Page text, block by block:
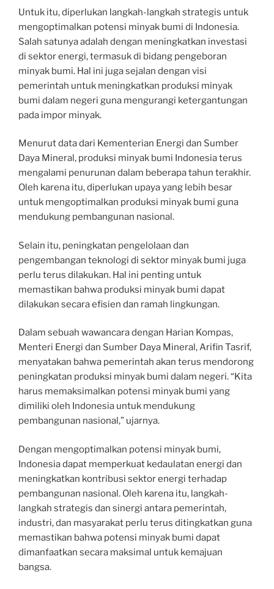
Untuk itu, diperlukan langkah-langkah strategis untuk
mengoptimalkan potensi minyak bumi di Indonesia.
Salah satunya adalah dengan meningkatkan investasi
di sektor energi, termasuk di bidang pengeboran
minyak bumi. Hal ini juga sejalan dengan visi
pemerintah untuk meningkatkan produksi minyak
bumi dalam negeri guna mengurangi ketergantungan
pada impor minyak.
Menurut data dari Kementerian Energi dan Sumber
Daya Mineral, produksi minyak bumi Indonesia terus
mengalami penurunan dalam beberapa tahun terakhir.
Oleh karena itu, diperlukan upaya yang lebih besar
untuk mengoptimalkan produksi minyak bumi guna
mendukung pembangunan nasional.
Selain itu, peningkatan pengelolaan dan
pengembangan teknologi di sektor minyak bumi juga
perlu terus dilakukan. Hal ini penting untuk
memastikan bahwa produksi minyak bumi dapat
dilakukan secara efisien dan ramah lingkungan.
Dalam sebuah wawancara dengan Harian Kompas,
Menteri Energi dan Sumber Daya Mineral, Arifin Tasrif,
menyatakan bahwa pemerintah akan terus mendorong
peningkatan produksi minyak bumi dalam negeri. “Kita
harus memaksimalkan potensi minyak bumi yang
dimiliki oleh Indonesia untuk mendukung
pembangunan nasional,” ujarnya.
Dengan mengoptimalkan potensi minyak bumi,
Indonesia dapat memperkuat kedaulatan energi dan
meningkatkan kontribusi sektor energi terhadap
pembangunan nasional. Oleh karena itu, langkah-
langkah strategis dan sinergi antara pemerintah,
industri, dan masyarakat perlu terus ditingkatkan guna
memastikan bahwa potensi minyak bumi dapat
dimanfaatkan secara maksimal untuk kemajuan
bangsa.